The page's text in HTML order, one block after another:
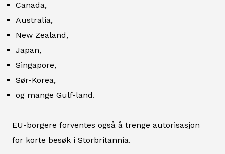
Canada,
Australia,
New Zealand,
Japan,
Singapore,
Sør-Korea,
og mange Gulf-land.
EU-borgere forventes også å trenge autorisasjon
for korte besøk i Storbritannia.